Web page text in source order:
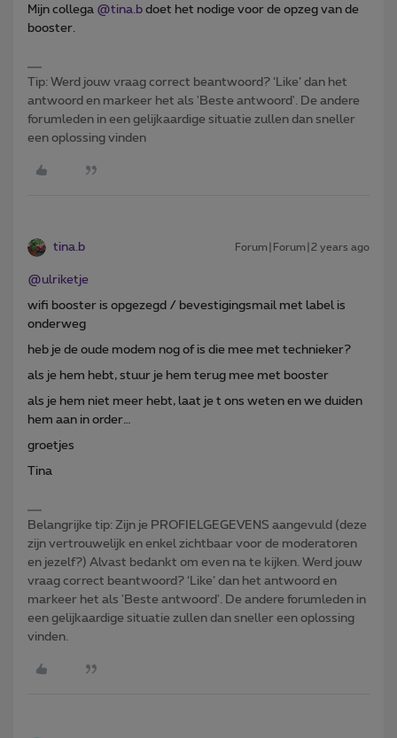
Mijn collega @tina.b doet het nodige voor de opzeg van de
booster.
Tip: Werd jouw vraag correct beantwoord? ‘Like’ dan het
antwoord en markeer het als 'Beste antwoord'. De andere
forumleden in een gelijkaardige situatie zullen dan sneller
een oplossing vinden
tina.b Forum|Forum|2 years ago
@ulriketje
wifi booster is opgezegd / bevestigingsmail met label is
onderweg
heb je de oude modem nog of is die mee met technieker?
als je hem hebt, stuur je hem terug mee met booster
als je hem niet meer hebt, laat je t ons weten en we duiden
hem aan in order…
groetjes
Tina
Belangrijke tip: Zijn je PROFIELGEGEVENS aangevuld (deze
zijn vertrouwelijk en enkel zichtbaar voor de moderatoren
en jezelf?) Alvast bedankt om even na te kijken. Werd jouw
vraag correct beantwoord? ‘Like’ dan het antwoord en
markeer het als 'Beste antwoord'. De andere forumleden in
een gelijkaardige situatie zullen dan sneller een oplossing
vinden.